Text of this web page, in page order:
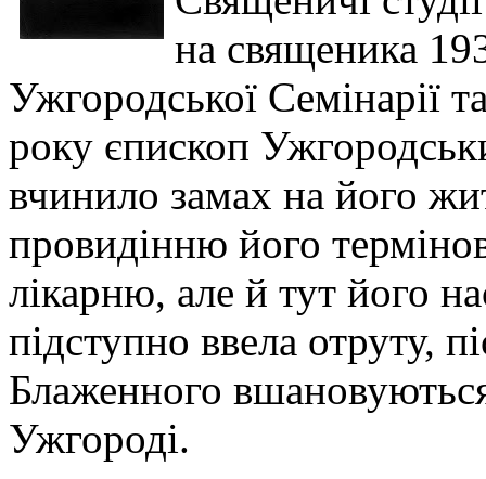
на священика
Ужгородської Семінарії
року єпископ
вчинило замах на його
провидінню його
лікарню, але й тут його
підступно ввела отруту,
Блаженного
Ужгороді.